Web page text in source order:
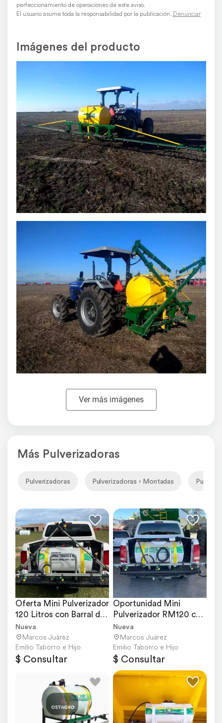
perfeccionamiento de operaciones de este aviso.
El usuario asume toda la responsabilidad por la publicación. Denunciar
Imágenes del producto
Ver más imágenes
Más Pulverizadoras
Pulverizadoras Pulverizadoras › Montadas
Oferta Mini Pulverizador
120 Litros con Barral de
4.5 Metros
Nueva
Marcos Juárez
Emilio Taborro e Hijo
$ Consultar
Oportunidad Mini
Pulverizador RM120 con
Barral
Nueva
Marcos Juárez
Emilio Taborro e Hijo
$ Consultar